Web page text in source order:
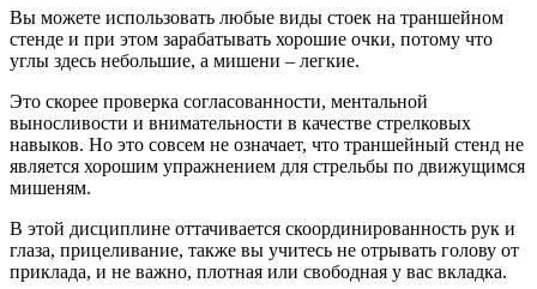
Вы можете использовать любые виды стоек на траншейном
стенде и при этом зарабатывать хорошие очки, потому что
углы здесь небольшие, а мишени – легкие.
Это скорее проверка согласованности, ментальной
выносливости и внимательности в качестве стрелковых
навыков. Но это совсем не означает, что траншейный стенд не
является хорошим упражнением для стрельбы по движущимся
мишеням.
В этой дисциплине оттачивается скоординированность рук и
глаза, прицеливание, также вы учитесь не отрывать голову от
приклада, и не важно, плотная или свободная у вас вкладка.